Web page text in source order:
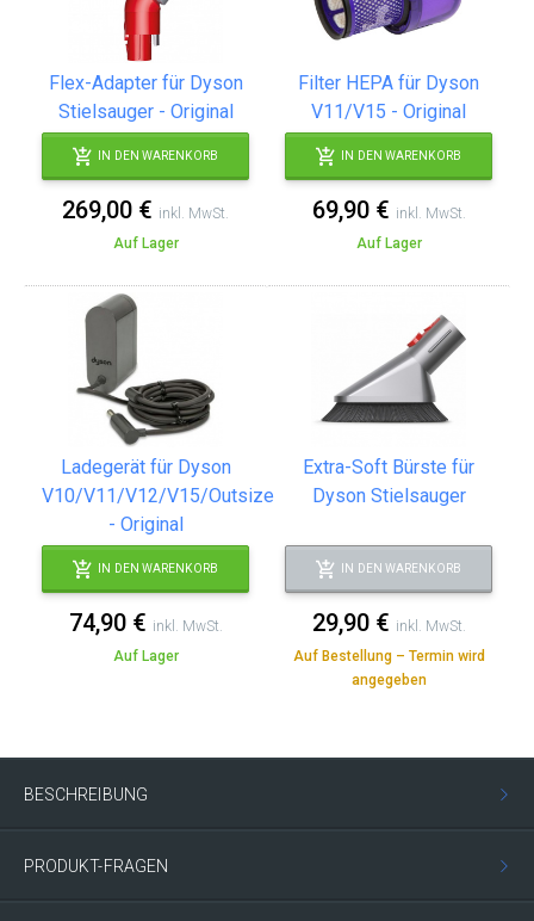
Flex-Adapter für Dyson
Stielsauger - Original
IN DEN WARENKORB
269,00 € inkl. MwSt.
Auf Lager
Filter HEPA für Dyson
V11/V15 - Original
IN DEN WARENKORB
69,90 € inkl. MwSt.
Auf Lager
Ladegerät für Dyson
V10/V11/V12/V15/Outsize
- Original
IN DEN WARENKORB
74,90 € inkl. MwSt.
Auf Lager
Extra-Soft Bürste für
Dyson Stielsauger
IN DEN WARENKORB
29,90 € inkl. MwSt.
Auf Bestellung – Termin wird
angegeben
BESCHREIBUNG
PRODUKT-FRAGEN